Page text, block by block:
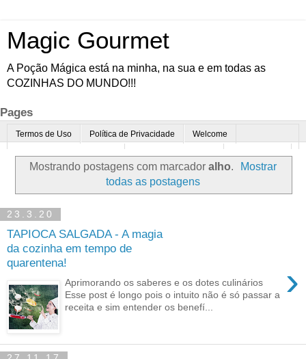
Magic Gourmet
A Poção Mágica está na minha, na sua e em todas as
COZINHAS DO MUNDO!!!
Pages
Termos de Uso Política de Privacidade Welcome
Enoturismo Minha Cozinha Dicas da vovó Mais
Parcerias Contato
Mostrando postagens com marcador alho.
Mostrar
todas as postagens
23.3.20
TAPIOCA SALGADA - A magia
da cozinha em tempo de
quarentena!
›
Aprimorando os saberes e os dotes culinários
Esse post é longo pois o intuito não é só passar a
receita e sim entender os benefí...